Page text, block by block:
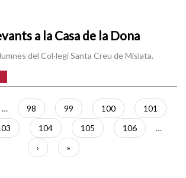
a la Casa de la Dona
del Col·legi Santa Creu de Mislata.
… Pàgina
98 Pàgina
99 Pàgina
100 Pàgina
101
Pàgina
104 Pàgina
105 Pàgina
106
…
Pàgina
següent
›
Última
pàgina
»